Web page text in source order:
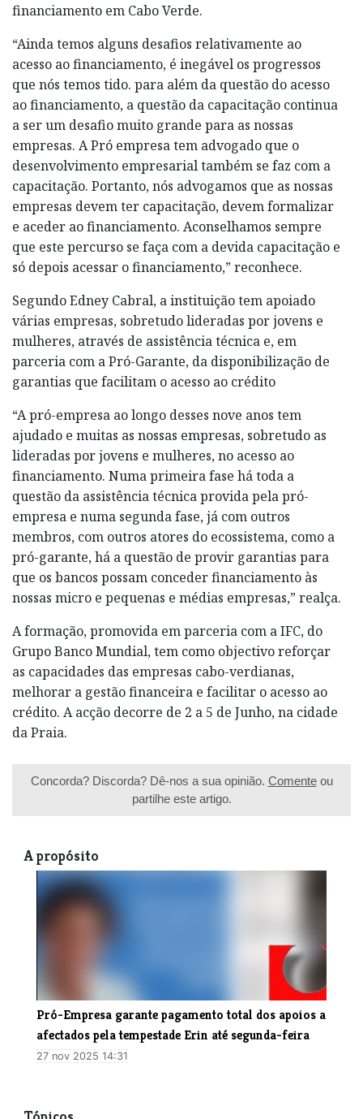
financiamento em Cabo Verde.
“Ainda temos alguns desafios relativamente ao
acesso ao financiamento, é inegável os progressos
que nós temos tido. para além da questão do acesso
ao financiamento, a questão da capacitação continua
a ser um desafio muito grande para as nossas
empresas. A Pró empresa tem advogado que o
desenvolvimento empresarial também se faz com a
capacitação. Portanto, nós advogamos que as nossas
empresas devem ter capacitação, devem formalizar
e aceder ao financiamento. Aconselhamos sempre
que este percurso se faça com a devida capacitação e
só depois acessar o financiamento,” reconhece.
Segundo Edney Cabral, a instituição tem apoiado
várias empresas, sobretudo lideradas por jovens e
mulheres, através de assistência técnica e, em
parceria com a Pró-Garante, da disponibilização de
garantias que facilitam o acesso ao crédito
“A pró-empresa ao longo desses nove anos tem
ajudado e muitas as nossas empresas, sobretudo as
lideradas por jovens e mulheres, no acesso ao
financiamento. Numa primeira fase há toda a
questão da assistência técnica provida pela pró-
empresa e numa segunda fase, já com outros
membros, com outros atores do ecossistema, como a
pró-garante, há a questão de provir garantias para
que os bancos possam conceder financiamento às
nossas micro e pequenas e médias empresas,” realça.
A formação, promovida em parceria com a IFC, do
Grupo Banco Mundial, tem como objectivo reforçar
as capacidades das empresas cabo-verdianas,
melhorar a gestão financeira e facilitar o acesso ao
crédito. A acção decorre de 2 a 5 de Junho, na cidade
da Praia.
Concorda? Discorda? Dê-nos a sua opinião. Comenteou
partilhe este artigo.
A propósito
​Pró-Empresa garante pagamento total dos apoios a
afectados pela tempestade Erin até segunda-feira
27 nov 2025 14:31